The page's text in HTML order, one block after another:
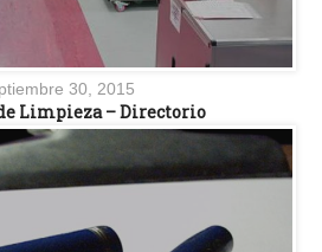
30, 2015
Limpieza – Directorio